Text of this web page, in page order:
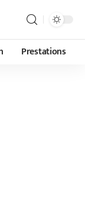
Prestations